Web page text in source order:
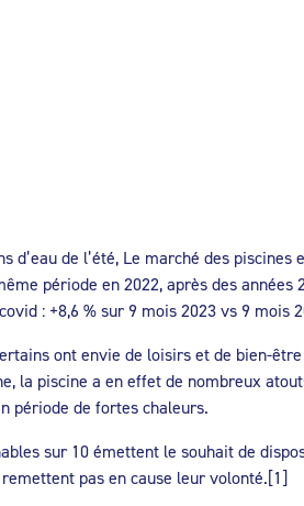
de l’été, Le marché des piscines
période en 2022, après des années
: +8,6 % sur 9 mois 2023 vs 9 mois
ont envie de loisirs et de bien-être
la piscine a en effet de nombreux
période de fortes chaleurs.
sur 10 émettent le souhait de
pas en cause leur volonté.[1]